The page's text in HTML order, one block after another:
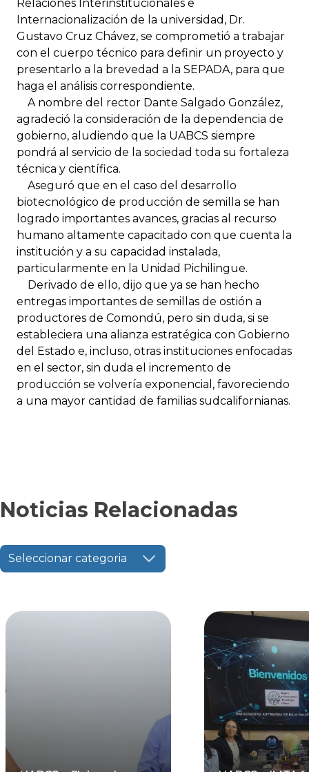
Relaciones Interinstitucionales e
Internacionalización de la universidad, Dr.
Gustavo Cruz Chávez, se comprometió a trabajar
con el cuerpo técnico para definir un proyecto y
presentarlo a la brevedad a la SEPADA, para que
haga el análisis correspondiente.
A nombre del rector Dante Salgado González,
agradeció la consideración de la dependencia de
gobierno, aludiendo que la UABCS siempre
pondrá al servicio de la sociedad toda su fortaleza
técnica y científica.
Aseguró que en el caso del desarrollo
biotecnológico de producción de semilla se han
logrado importantes avances, gracias al recurso
humano altamente capacitado con que cuenta la
institución y a su capacidad instalada,
particularmente en la Unidad Pichilingue.
Derivado de ello, dijo que ya se han hecho
entregas importantes de semillas de ostión a
productores de Comondú, pero sin duda, si se
estableciera una alianza estratégica con Gobierno
del Estado e, incluso, otras instituciones enfocadas
en el sector, sin duda el incremento de
producción se volvería exponencial, favoreciendo
a una mayor cantidad de familias sudcalifornianas.
Noticias Relacionadas
Seleccionar categoria